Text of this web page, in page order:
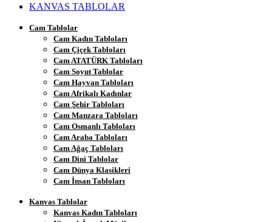
KANVAS TABLOLAR
Cam Tablolar
Cam Kadın Tabloları
Cam Çiçek Tabloları
Cam ATATÜRK Tabloları
Cam Soyut Tablolar
Cam Hayvan Tabloları
Cam Afrikalı Kadınlar
Cam Şehir Tabloları
Cam Manzara Tabloları
Cam Osmanlı Tabloları
Cam Araba Tabloları
Cam Ağaç Tabloları
Cam Dini Tablolar
Cam Dünya Klasikleri
Cam İnsan Tabloları
Kanvas Tablolar
Kanvas Kadın Tabloları